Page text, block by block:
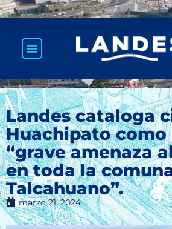
Landes cataloga
Huachipato como
“grave amenaza
en toda la
Talcahuano”.
marzo 21, 2024